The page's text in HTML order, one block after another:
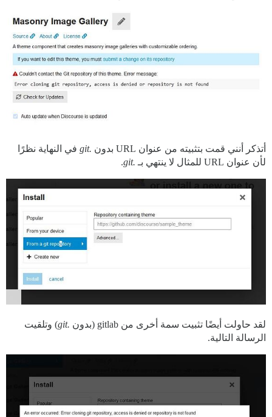
أتذكر أنني قمت بتثبيته من عنوان URL بدون .git
في النهاية نظرًا
لأن عنوان URL للمثال لا ينتهي بـ
.git
.
لقد حاولت أيضًا تثبيت سمة أخرى من gitlab (بدون .git
) وتلقيت
الرسالة التالية.